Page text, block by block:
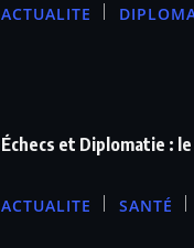
ACTUALITE
Échecs et Diplomatie : le
ACTUALITE SANTÉ